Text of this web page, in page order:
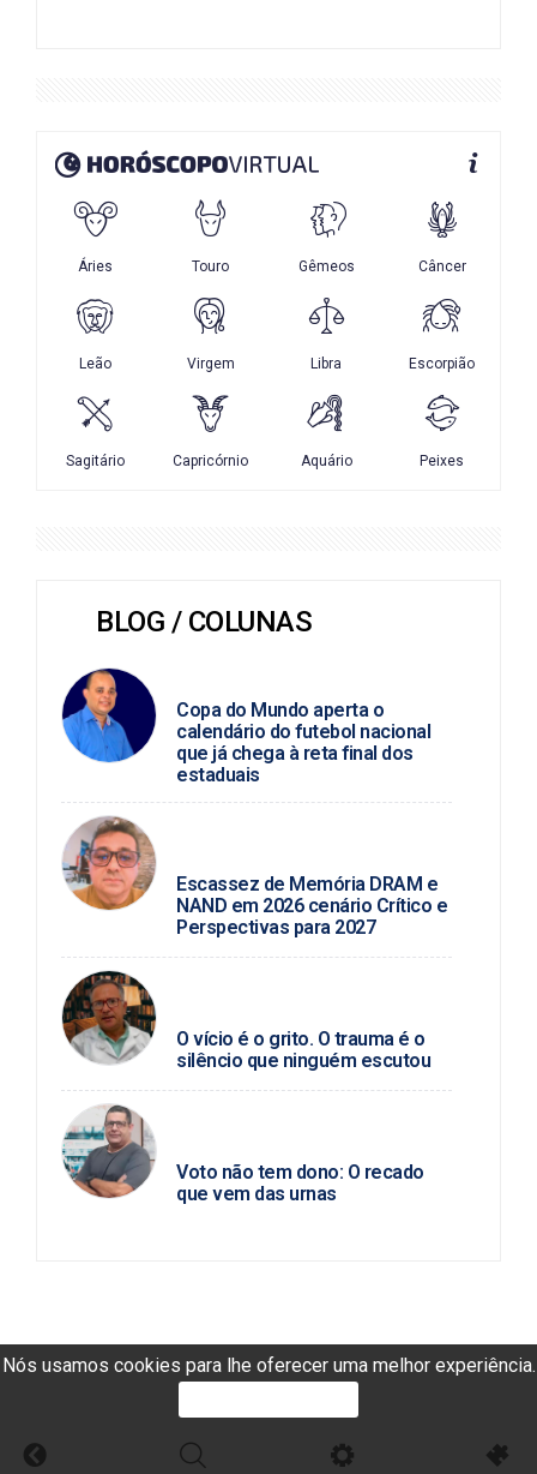
Nós usamos cookies para lhe oferecer uma melhor experiência.
BLOG / COLUNAS
Copa do Mundo aperta o
calendário do futebol nacional
que já chega à reta final dos
estaduais
Escassez de Memória DRAM e
NAND em 2026 cenário Crítico e
Perspectivas para 2027
O vício é o grito. O trauma é o
silêncio que ninguém escutou
Voto não tem dono: O recado
que vem das urnas